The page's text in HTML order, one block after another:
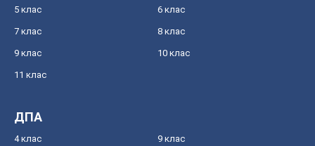
5 клас 6 клас
7 клас 8 клас
9 клас 10 клас
11 клас
ДПА
4 клас 9 клас